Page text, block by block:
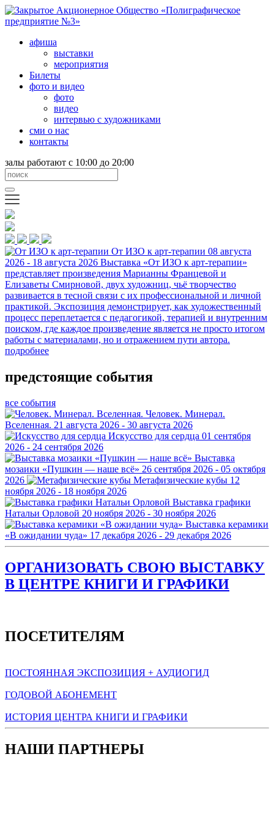
афиша
выставки
мероприятия
Билеты
фото и видео
фото
видео
интервью с художниками
сми о нас
контакты
залы работают с 10:00 до 20:00
От ИЗО к арт-терапии 08 августа
2026 - 18 августа 2026 Выставка «От ИЗО к арт-терапии»
представляет произведения Марианны Францевой и
Елизаветы Смирновой, двух художниц, чьё творчество
развивается в тесной связи с их профессиональной и личной
практикой. Экспозиция демонстрирует, как художественный
процесс переплетается с педагогикой, терапией и внутренним
поиском, где каждое произведение является не просто итогом
работы с материалами, но и отражением пути автора.
подробнее
предстоящие события
все события
Человек. Минерал.
Вселенная. 21 августа 2026 - 30 августа 2026
Искусство для сердца 01 сентября
2026 - 24 сентября 2026
Выставка
мозаики «Пушкин — наше всё» 26 сентября 2026 - 05 октября
2026
Метафизические кубы 12
ноября 2026 - 18 ноября 2026
Выставка графики
Натальи Орловой 20 ноября 2026 - 30 ноября 2026
Выставка керамики
«В ожидании чуда» 17 декабря 2026 - 29 декабря 2026
ОРГАНИЗОВАТЬ СВОЮ ВЫСТАВКУ
В ЦЕНТРЕ КНИГИ И ГРАФИКИ
ПОСЕТИТЕЛЯМ
ПОСТОЯННАЯ ЭКСПОЗИЦИЯ + АУДИОГИД
ГОДОВОЙ АБОНЕМЕНТ
ИСТОРИЯ ЦЕНТРА КНИГИ И ГРАФИКИ
НАШИ ПАРТНЕРЫ